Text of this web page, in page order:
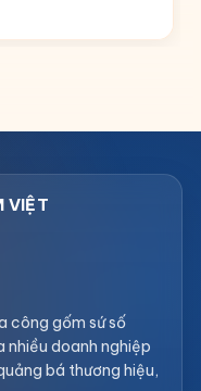
công gốm sứ số
nhiều doanh nghiệp
bá thương hiệu,